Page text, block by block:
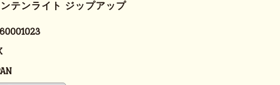
テンライト ジップアップ